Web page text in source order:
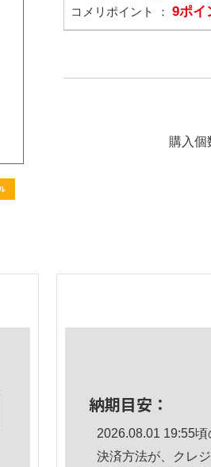
コメリポイント ： 9ポイ
購入個
納期目安：
2026.08.01 19:55頃
決済方法が、クレ